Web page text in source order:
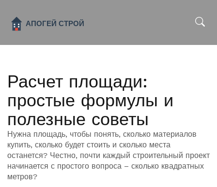
Расчет площади:
простые формулы и
полезные советы
Нужна площадь, чтобы понять, сколько материалов
купить, сколько будет стоить и сколько места
останется? Честно, почти каждый строительный проект
начинается с простого вопроса – сколько квадратных
метров?